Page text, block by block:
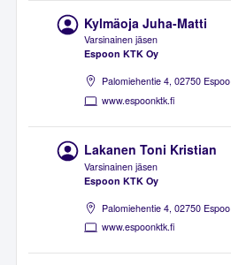
Kylmäoja Juha-Matti
Varsinainen jäsen
Espoon KTK Oy
Palomiehentie 4, 02750 Espoo
www.espoonktk.fi
Lakanen Toni Kristian
Varsinainen jäsen
Espoon KTK Oy
Palomiehentie 4, 02750 Espoo
www.espoonktk.fi